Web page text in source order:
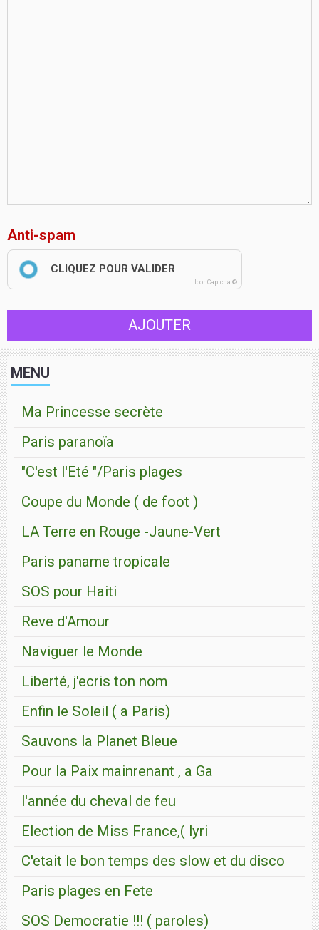
Anti-spam
CLIQUEZ POUR VALIDER
IconCaptcha ©
AJOUTER
MENU
Ma Princesse secrète
Paris paranoïa
"C'est l'Eté "/Paris plages
Coupe du Monde ( de foot )
LA Terre en Rouge -Jaune-Vert
Paris paname tropicale
SOS pour Haiti
Reve d'Amour
Naviguer le Monde
Liberté, j'ecris ton nom
Enfin le Soleil ( a Paris)
Sauvons la Planet Bleue
Pour la Paix mainrenant , a Ga
l'année du cheval de feu
Election de Miss France,( lyri
C'etait le bon temps des slow et du disco
Paris plages en Fete
SOS Democratie !!! ( paroles)